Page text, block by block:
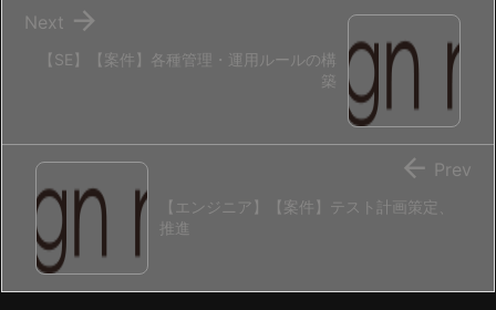
【SE】【案件】各種管理・運用ルールの構
築

Next
【エンジニア】【案件】テスト計画策定、
推進
 Prev